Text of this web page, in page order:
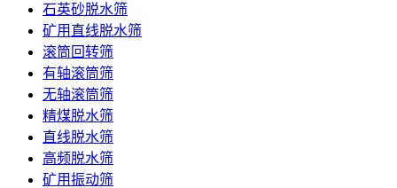
石英砂脱水筛
矿用直线脱水筛
滚筒回转筛
有轴滚筒筛
无轴滚筒筛
精煤脱水筛
直线脱水筛
高频脱水筛
矿用振动筛